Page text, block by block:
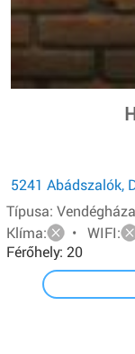
5241 Abádszalók,
Típusa:
Klíma:
• WIFI:
Férőhely: 20